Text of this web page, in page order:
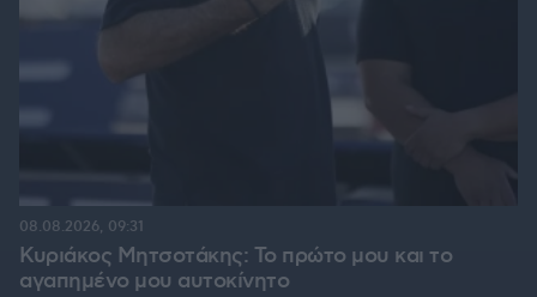
Κυριάκος Μητσοτάκης: Το πρώτο μου και το
αγαπημένο μου αυτοκίνητο
08.08.2026, 09:31